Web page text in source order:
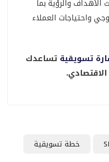
والرؤية بما
واحتياجات العملاء
تسويقية تساعدك
خطة تسويقية